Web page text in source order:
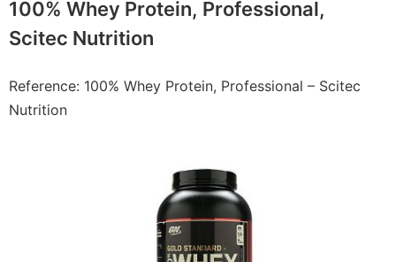
100% Whey Protein, Professional,
Scitec Nutrition
Reference: 100% Whey Protein, Professional – Scitec
Nutrition